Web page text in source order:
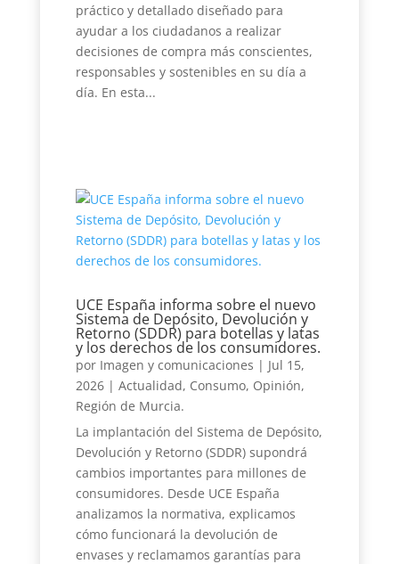
práctico y detallado diseñado para
ayudar a los ciudadanos a realizar
decisiones de compra más conscientes,
responsables y sostenibles en su día a
día. En esta...
UCE España informa sobre el nuevo
Sistema de Depósito, Devolución y
Retorno (SDDR) para botellas y latas
y los derechos de los consumidores.
por Imagen y comunicaciones | Jul 15,
2026| Actualidad, Consumo, Opinión,
Región de Murcia.
La implantación del Sistema de Depósito,
Devolución y Retorno (SDDR) supondrá
cambios importantes para millones de
consumidores. Desde UCE España
analizamos la normativa, explicamos
cómo funcionará la devolución de
envases y reclamamos garantías para